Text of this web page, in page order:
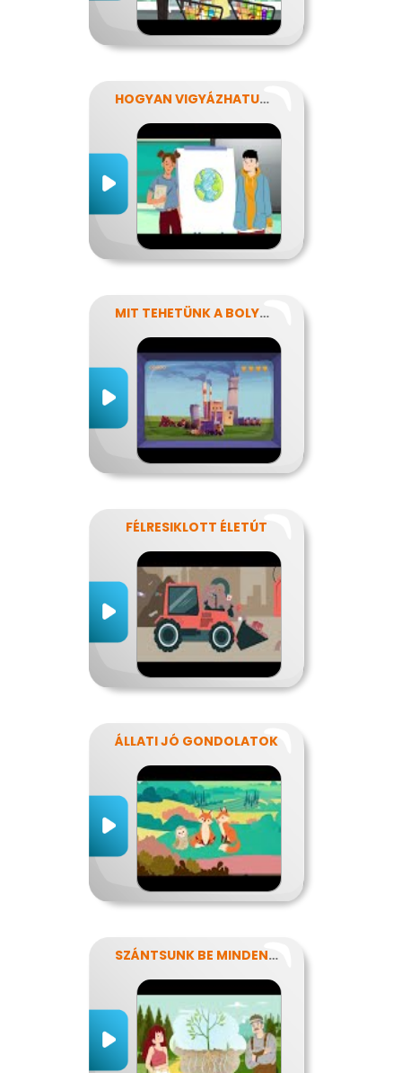
HOGYAN VIGYÁZHATUNK A FÖLDRE?
MIT TEHETÜNK A BOLYGÓNKÉRT?
FÉLRESIKLOTT ÉLETÚT
ÁLLATI JÓ GONDOLATOK
SZÁNTSUNK BE MINDENT? FENNTARTHATÓ GAZDÁLKODÁS.